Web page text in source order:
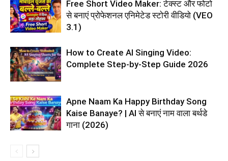
Free Short Video Maker: टेक्स्ट और फोटो
से बनाएं प्रोफेशनल एनिमेटेड स्टोरी वीडियो (VEO
3.1)
How to Create AI Singing Video:
Complete Step-by-Step Guide 2026
Apne Naam Ka Happy Birthday Song
Kaise Banaye? | AI से बनाएं नाम वाला बर्थडे
गाना (2026)